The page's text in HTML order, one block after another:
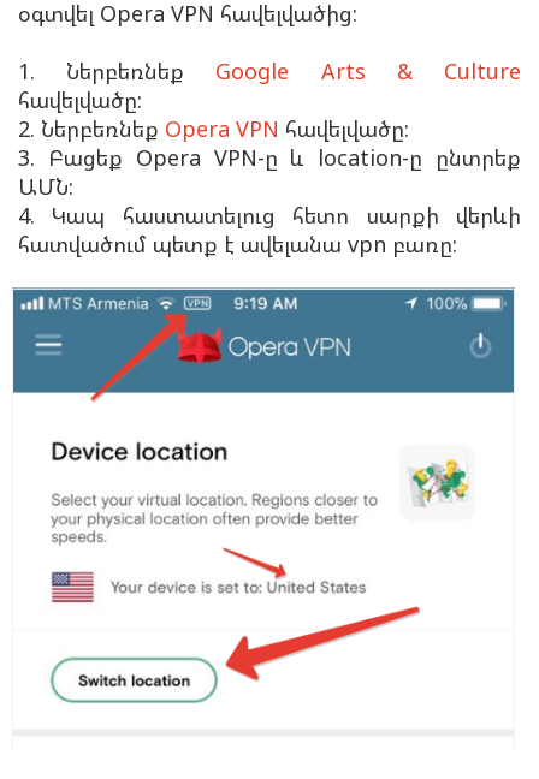
օգտվել Opera VPN հավելվածից:
1. Ներբեռնեք Google Arts & Culture
հավելվածը:
2. Ներբեռնեք Opera VPN հավելվածը:
3. Բացեք Opera VPN-ը և location-ը ընտրեք
ԱՄՆ:
4. Կապ հաստատելուց հետո սարքի վերևի
հատվածում պետք է ավելանա vpn բառը: